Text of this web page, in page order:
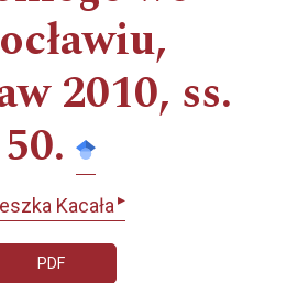
2010, ss.
50.
Kacała ▸
PDF